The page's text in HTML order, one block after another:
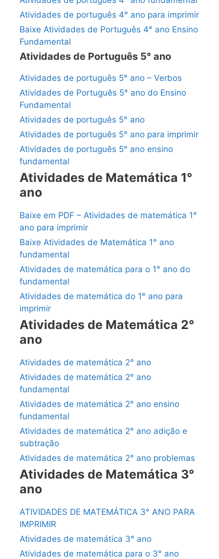
Atividades de português 4° ano para imprimir
Baixe Atividades de Português 4° ano Ensino
Fundamental
Atividades de Português 5° ano
Atividades de português 5° ano – Verbos
Atividades de Português 5° ano do Ensino
Fundamental
Atividades de português 5° ano
Atividades de português 5° ano para imprimir
Atividades de português 5° ano ensino
fundamental
Atividades de Matemática 1°
ano
Baixe em PDF – Atividades de matemática 1°
ano para imprimir
Baixe Atividades de Matemática 1° ano
fundamental
Atividades de matemática para o 1° ano do
fundamental
Atividades de matemática do 1° ano para
imprimir
Atividades de Matemática 2°
ano
Atividades de matemática 2° ano
Atividades de matemática 2° ano
fundamental
Atividades de matemática 2° ano ensino
fundamental
Atividades de matemática 2° ano adição e
subtração
Atividades de matemática 2° ano problemas
Atividades de Matemática 3°
ano
ATIVIDADES DE MATEMÁTICA 3° ANO PARA
IMPRIMIR
Atividades de matemática 3° ano
Atividades de matemática para o 3° ano